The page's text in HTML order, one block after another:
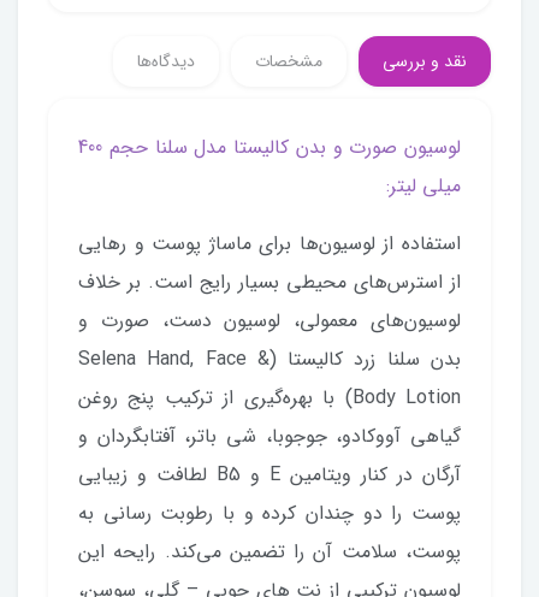
نقد و بررسی مشخصات دیدگاه‌ها
لوسیون صورت و بدن کالیستا مدل سلنا حجم 400
میلی لیتر:
استفاده از لوسیون‌ها برای ماساژ پوست و رهایی
از استرس‌های محیطی بسیار رایج است. بر خلاف
لوسیون‌های معمولی، لوسیون دست، صورت و
بدن سلنا زرد کالیستا (Selena Hand, Face &
Body Lotion) با بهره‌گیری از ترکیب پنج روغن
گیاهی آووکادو، جوجوبا، شی باتر، آفتابگردان و
آرگان در کنار ویتامین E و B5 لطافت و زیبایی
پوست را دو چندان کرده و با رطوبت رسانی به
پوست، سلامت آن را تضمین می‌کند. رایحه این
لوسیون ترکیبی از نت های چوبی – گلی، سوسن،